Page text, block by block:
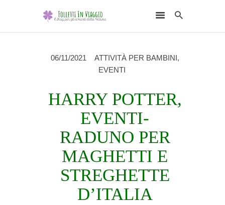
06/11/2021 ATTIVITÀ PER BAMBINI,
EVENTI
HARRY POTTER,
EVENTI-
RADUNO PER
MAGHETTI E
STREGHETTE
D’ITALIA
HOME
DESTINAZIONI
SCEGLI L’ELEMENTO
RUBRICHE
CHI SONO